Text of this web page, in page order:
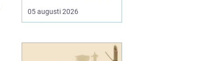
sig för när de vill höja
trivsel och effektivitet på
en naturlig del av
arbetsdagen, och många
05 augusti 2026